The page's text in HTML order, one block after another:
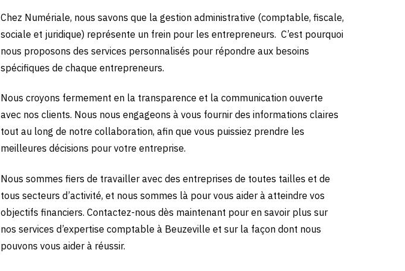
Chez Numériale, nous savons que la gestion administrative (comptable, fiscale,
sociale et juridique) représente un frein pour les entrepreneurs. C’est pourquoi
nous proposons des services personnalisés pour répondre aux besoins
spécifiques de chaque entrepreneurs.
Nous croyons fermement en la transparence et la communication ouverte
avec nos clients. Nous nous engageons à vous fournir des informations claires
tout au long de notre collaboration, afin que vous puissiez prendre les
meilleures décisions pour votre entreprise.
Nous sommes fiers de travailler avec des entreprises de toutes tailles et de
tous secteurs d’activité, et nous sommes là pour vous aider à atteindre vos
objectifs financiers. Contactez-nous dès maintenant pour en savoir plus sur
nos services d’expertise comptable à Beuzeville et sur la façon dont nous
pouvons vous aider à réussir.